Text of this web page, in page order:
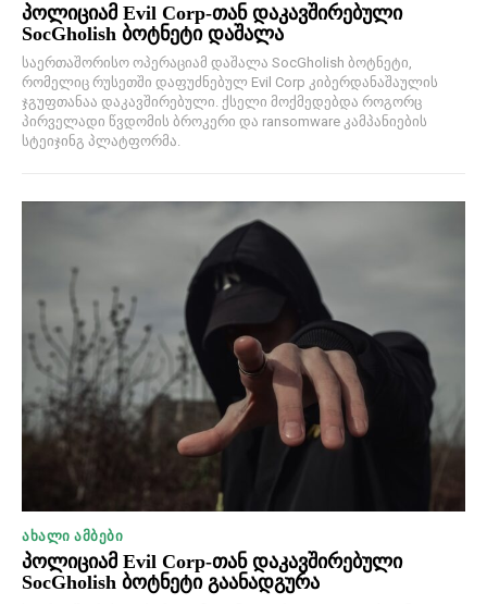
პოლიციამ Evil Corp-თან დაკავშირებული
SocGholish ბოტნეტი დაშალა
საერთაშორისო ოპერაციამ დაშალა SocGholish ბოტნეტი,
რომელიც რუსეთში დაფუძნებულ Evil Corp კიბერდანაშაულის
ჯგუფთანაა დაკავშირებული. ქსელი მოქმედებდა როგორც
პირველადი წვდომის ბროკერი და ransomware კამპანიების
სტეიჯინგ პლატფორმა.
ᲐᲮᲐᲚᲘ ᲐᲛᲑᲔᲑᲘ
პოლიციამ Evil Corp-თან დაკავშირებული
SocGholish ბოტნეტი გაანადგურა